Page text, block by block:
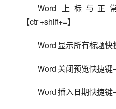
Word 上标与
【ctrl+shift+=】
Word 显示所有标题
Word 关闭预览快捷
Word 插入日期快捷